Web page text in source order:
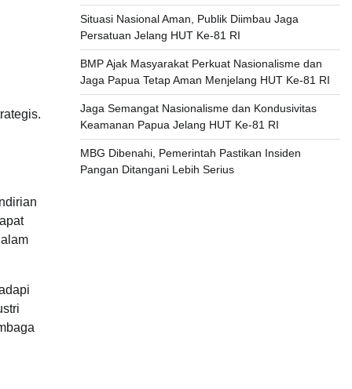
Situasi Nasional Aman, Publik Diimbau Jaga
Persatuan Jelang HUT Ke-81 RI
BMP Ajak Masyarakat Perkuat Nasionalisme dan
Jaga Papua Tetap Aman Menjelang HUT Ke-81 RI
Jaga Semangat Nasionalisme dan Kondusivitas
Keamanan Papua Jelang HUT Ke-81 RI
MBG Dibenahi, Pemerintah Pastikan Insiden
Pangan Ditangani Lebih Serius